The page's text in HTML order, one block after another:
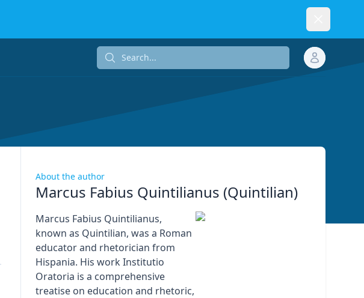
Search...
About the author
Marcus Fabius Quintilianus (Quintilian)
Marcus Fabius Quintilianus,
known as Quintilian, was a Roman
educator and rhetorician from
Hispania. His work Institutio
Oratoria is a comprehensive
treatise on education and rhetoric,